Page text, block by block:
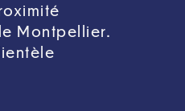
Montpellier.